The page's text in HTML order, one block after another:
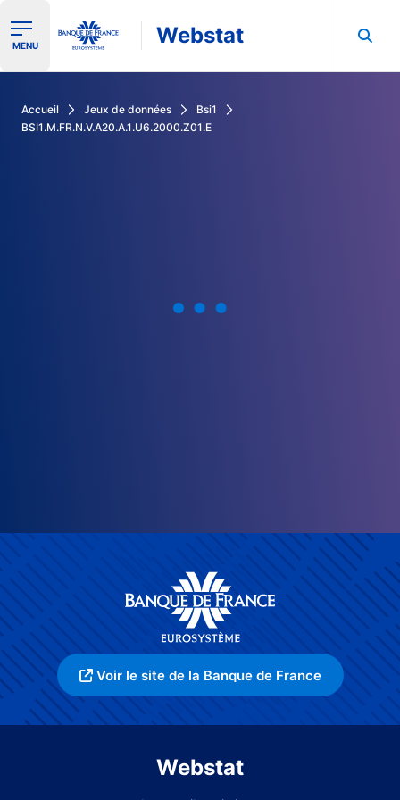
Ouvrir le menu de navigation
MENU Webstat
Accueil Jeux de données
Bsi1
BSI1.M.FR.N.V.A20.A.1.U6.2000.Z01.E
Voir le site de la Banque de France
Webstat